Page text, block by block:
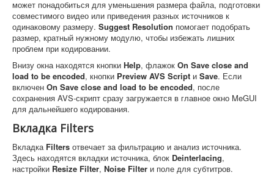
может понадобиться для уменьшения размера файла, подготовки
совместимого видео или приведения разных источников к
одинаковому размеру. Suggest Resolution помогает подобрать
размер, кратный нужному модулю, чтобы избежать лишних
проблем при кодировании.
Внизу окна находятся кнопки Help, флажок On Save close and
load to be encoded, кнопки Preview AVS Script и Save. Если
включен On Save close and load to be encoded, после
сохранения AVS-скрипт сразу загружается в главное окно MeGUI
для дальнейшего кодирования.
Вкладка Filters
Вкладка Filters отвечает за фильтрацию и анализ источника.
Здесь находятся вкладки источника, блок Deinterlacing,
настройки Resize Filter, Noise Filter и поле для субтитров.